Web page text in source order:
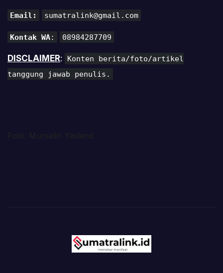
Email: sumatralink@gmail.com
Kontak WA: 08984287709
DISCLAIMER:
Konten berita/foto/artikel
tanggung jawab penulis.